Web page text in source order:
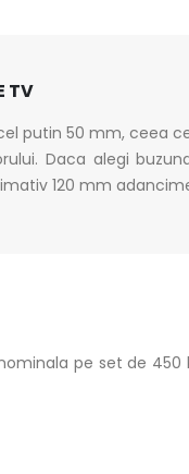
TV
putin 50 mm, ceea
Daca alegi
120 mm
pe set de 450